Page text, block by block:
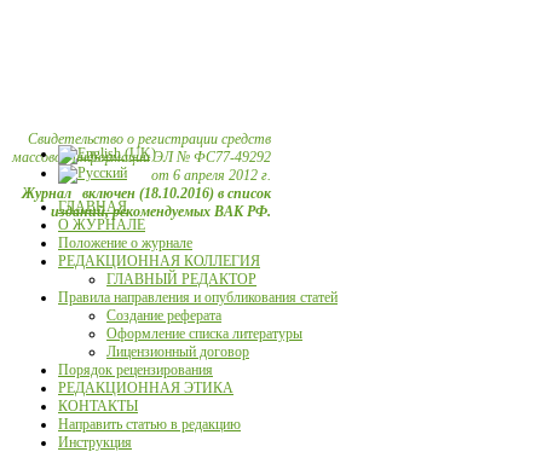
Свидетельство о регистрации средств
массовой информации ЭЛ № ФС77-49292
от 6 апреля 2012 г.
Журнал включен (18.10.2016) в список
изданий, рекомендуемых ВАК РФ.
ГЛАВНАЯ
О ЖУРНАЛЕ
Положение о журнале
РЕДАКЦИОННАЯ КОЛЛЕГИЯ
ГЛАВНЫЙ РЕДАКТОР
Правила направления и опубликования статей
Создание реферата
Оформление списка литературы
Лицензионный договор
Порядок рецензирования
РЕДАКЦИОННАЯ ЭТИКА
КОНТАКТЫ
Направить статью в редакцию
Инструкция